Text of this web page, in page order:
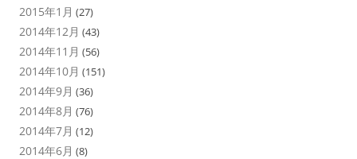
2015年1月 (27)
2014年12月 (43)
2014年11月 (56)
2014年10月 (151)
2014年9月 (36)
2014年8月 (76)
2014年7月 (12)
2014年6月 (8)